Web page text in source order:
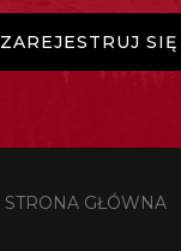
ZAREJESTRUJ SIĘ
STRONA GŁÓWNA